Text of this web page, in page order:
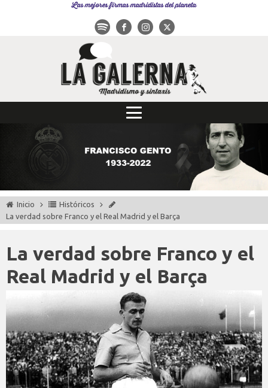
Las mejores firmas madridistas del planeta
Inicio
Históricos
La verdad sobre Franco y el Real Madrid y el Barça
La verdad sobre Franco y el
Real Madrid y el Barça